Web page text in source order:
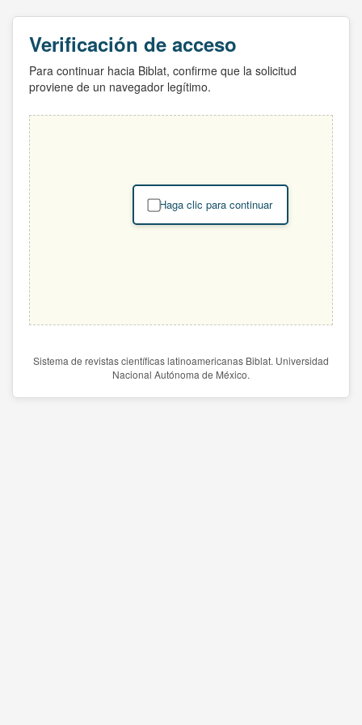
Verificación de acceso
Para continuar hacia Biblat, confirme que la solicitud
proviene de un navegador legítimo.
Haga clic para continuar
Sistema de revistas científicas latinoamericanas Biblat. Universidad
Nacional Autónoma de México.